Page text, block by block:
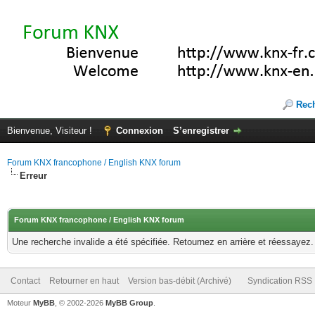
Bienvenue, Visiteur ! Connexion S’enregistrer
Forum KNX francophone / English KNX forum
Erreur
Forum KNX francophone / English KNX forum
Une recherche invalide a été spécifiée. Retournez en arrière et réessayez.
Contact Retourner en haut Version bas-débit (Archivé) Syndication RSS
Moteur MyBB , © 2002-2026 MyBB Group